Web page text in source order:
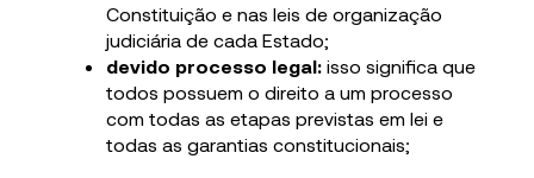
Constituição e nas leis de organização
judiciária de cada Estado;
devido processo legal: isso significa que
todos possuem o direito a um processo
com todas as etapas previstas em lei e
todas as garantias constitucionais;